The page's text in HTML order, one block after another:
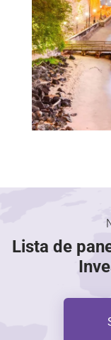
Lista de